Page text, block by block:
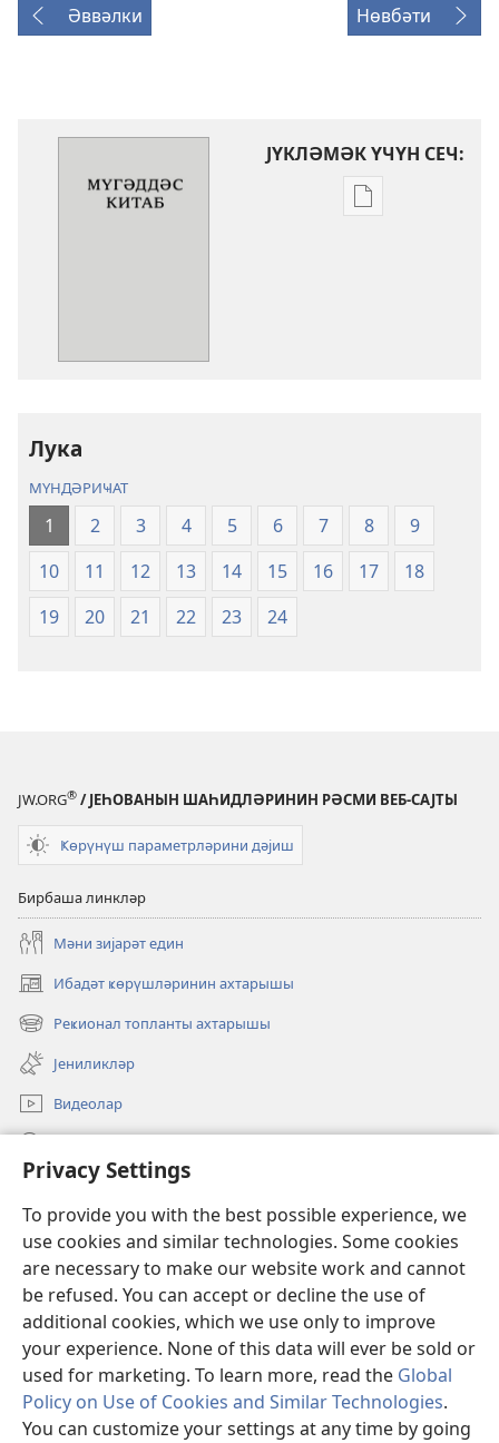
Privacy Settings
To provide you with the best possible experience, we
use cookies and similar technologies. Some cookies
are necessary to make our website work and cannot
be refused. You can accept or decline the use of
additional cookies, which we use only to improve
your experience. None of this data will ever be sold or
used for marketing. To learn more, read the Global
Policy on Use of Cookies and Similar Technologies.
You can customize your settings at any time by going
Әввәлки Нөвбәти
ЈҮКЛӘМӘК ҮЧҮН СЕЧ:
Електрон
Лука
МҮНДӘРИҸАТ
1 2 3 4 5 6 7 8
9
10
11 12 13 14 15 16 17
18
19
20 21 22 23 24
JW.ORG® / ЈЕҺОВАНЫН ШАҺИДЛӘРИНИН РӘСМИ ВЕБ-САЈТЫ
Ҝөрүнүш параметрләрини дәјиш
Бирбаша линкләр
Мәни зијарәт един
Ибадәт ҝөрүшләринин ахтарышы
(opens
new
window)
Реҝионал топланты ахтарышы
(opens
new
window)
Јениликләр
Видеолар
(opens
window)Ҝөзәтчи гүлләсинин онлајн китабханасы
(opens
new
window)JW Hub ®
(opens
new
window)
Copyright© 2026 Watch Tower Bible and Tract Society of Pennsylvania.